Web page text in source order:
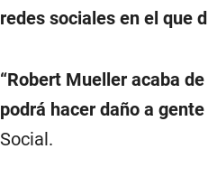
redes sociales en el que
“Robert Mueller acaba
podrá hacer daño a
Social.